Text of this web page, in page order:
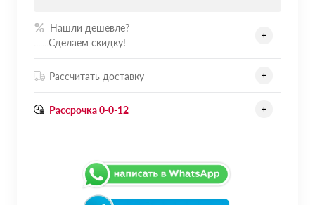
Нашли дешевле?
Сделаем скидку!
Рассчитать доставку
Рассрочка 0-0-12